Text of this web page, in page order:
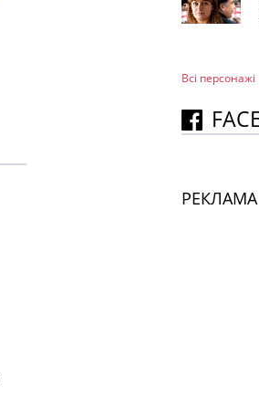
Всі персонажi
РЕКЛАМА